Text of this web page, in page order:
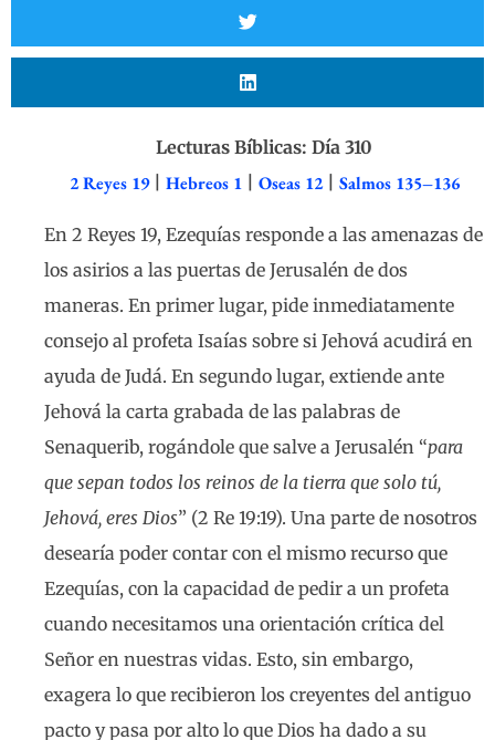
Lecturas Bíblicas: Día 310
2 Reyes 19| Hebreos 1 Oseas 12| Salmos 135–136
En 2 Reyes 19, Ezequías responde a las amenazas de
los asirios a las puertas de Jerusalén de dos
maneras. En primer lugar, pide inmediatamente
consejo al profeta Isaías sobre si Jehová acudirá en
ayuda de Judá. En segundo lugar, extiende ante
Jehová la carta grabada de las palabras de
Senaquerib, rogándole que salve a Jerusalén “para
que sepan todos los reinos de la tierra que solo tú,
Jehová, eres Dios” (2 Re 19:19). Una parte de nosotros
desearía poder contar con el mismo recurso que
Ezequías, con la capacidad de pedir a un profeta
cuando necesitamos una orientación crítica del
Señor en nuestras vidas. Esto, sin embargo,
exagera lo que recibieron los creyentes del antiguo
pacto y pasa por alto lo que Dios ha dado a su